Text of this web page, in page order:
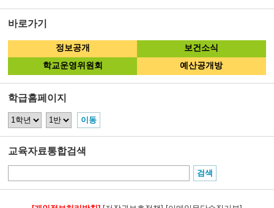
바로가기
정보공개
보건소식
학교운영위원회
예산공개방
학급홈페이지
교육자료통합검색